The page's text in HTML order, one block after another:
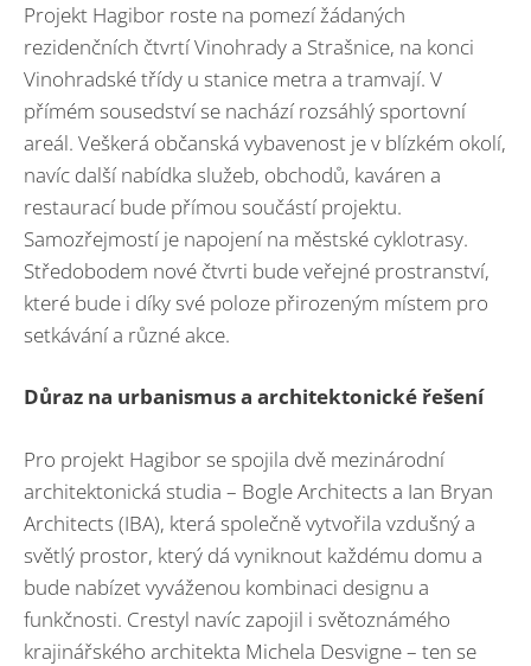
Projekt Hagibor roste na pomezí žádaných
rezidenčních čtvrtí Vinohrady a Strašnice, na konci
Vinohradské třídy u stanice metra a tramvají. V
přímém sousedství se nachází rozsáhlý sportovní
areál. Veškerá občanská vybavenost je v blízkém okolí,
navíc další nabídka služeb, obchodů, kaváren a
restaurací bude přímou součástí projektu.
Samozřejmostí je napojení na městské cyklotrasy.
Středobodem nové čtvrti bude veřejné prostranství,
které bude i díky své poloze přirozeným místem pro
setkávání a různé akce.
Důraz na urbanismus a architektonické řešení
Pro projekt Hagibor se spojila dvě mezinárodní
architektonická studia – Bogle Architects a Ian Bryan
Architects (IBA), která společně vytvořila vzdušný a
světlý prostor, který dá vyniknout každému domu a
bude nabízet vyváženou kombinaci designu a
funkčnosti. Crestyl navíc zapojil i světoznámého
krajinářského architekta Michela Desvigne – ten se